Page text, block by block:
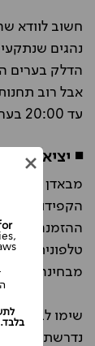
חשוב לוודא
נהגים
עד 20:00 בערב בלבד.
◾ יציאה
מבאדן באדן
הקפידו לסמן
ההזמנה (או
טלפונית),
מבחינה
שימו לב
נדרשת מדבקה
בלבד.